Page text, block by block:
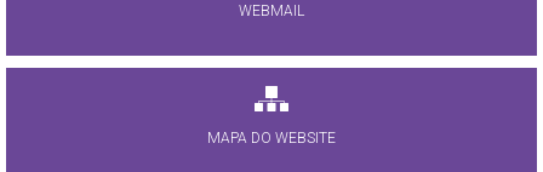
WEBMAIL
MAPA DO WEBSITE